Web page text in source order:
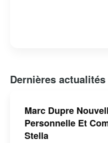
Dernières actualités
Marc Dupre
Personnelle Et
Stella